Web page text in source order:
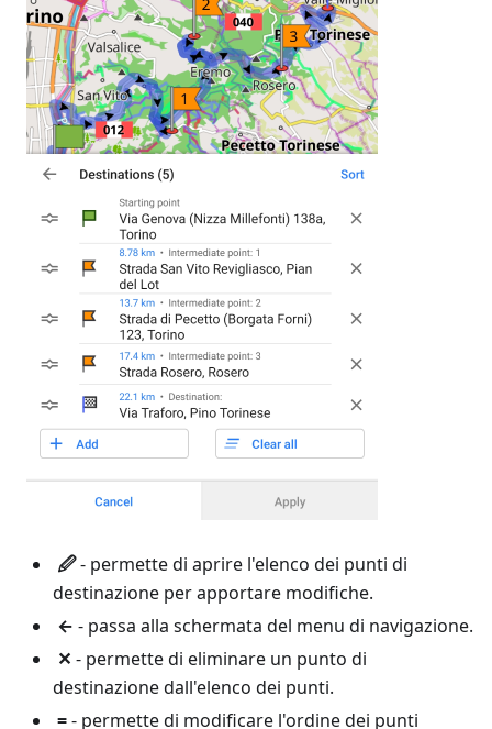
🖉- permette di aprire l'elenco dei punti di
destinazione per apportare modifiche.
← - passa alla schermata del menu di navigazione.
✕ - permette di eliminare un punto di
destinazione dall'elenco dei punti.
=- permette di modificare l'ordine dei punti